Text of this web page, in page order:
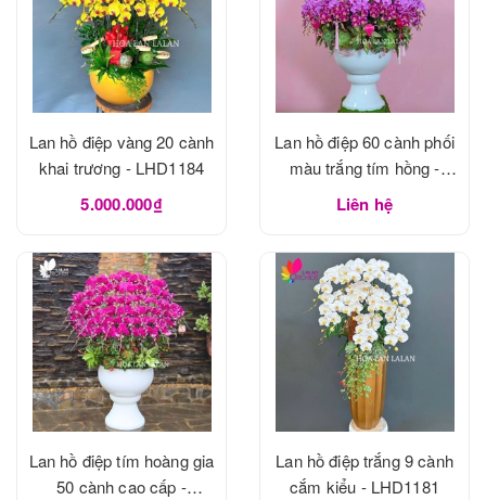
Lan hồ điệp vàng 20 cành
khai trương - LHD1184
5.000.000₫
Lan hồ điệp 60 cành phối
màu trắng tím hồng -
LHD1183
Liên hệ
Lan hồ điệp tím hoàng gia
50 cành cao cấp -
Lan hồ điệp trắng 9 cành
cắm kiểu - LHD1181